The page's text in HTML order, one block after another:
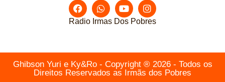
Radio Irmas Dos Pobres
Ghibson Yuri e Ky&Ro - Copyright ® 2026 - Todos os
Direitos Reservados as Irmãs dos Pobres